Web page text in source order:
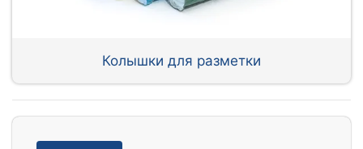
Колышки для разметки